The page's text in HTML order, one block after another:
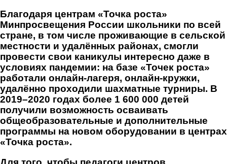
Благодаря центрам «Точка роста»
Минпросвещения России школьники по всей
стране, в том числе проживающие в сельской
местности и удалённых районах, смогли
провести свои каникулы интересно даже в
условиях пандемии: на базе «Точек роста»
работали онлайн-лагеря, онлайн-кружки,
удалённо проходили шахматные турниры. В
2019–2020 годах более 1 600 000 детей
получили возможность осваивать
общеобразовательные и дополнительные
программы на новом оборудовании в центрах
«Точка роста».